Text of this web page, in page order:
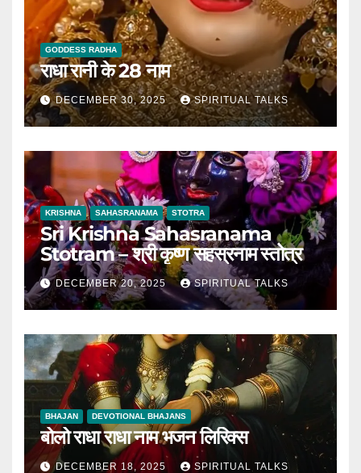
GODDESS RADHA
राधा रानी के 28 नाम
DECEMBER 30, 2025 SPIRITUAL TALKS
KRISHNA SAHASRANAMA STOTRA
Sri Krishna Sahasranama
Stotram – श्री कृष्ण सहस्रनाम स्तोत्र
DECEMBER 20, 2025 SPIRITUAL TALKS
BHAJAN DEVOTIONAL BHAJANS
बोलो राधा राधा नाम भजन लिरिक्स
DECEMBER 18, 2025 SPIRITUAL TALKS